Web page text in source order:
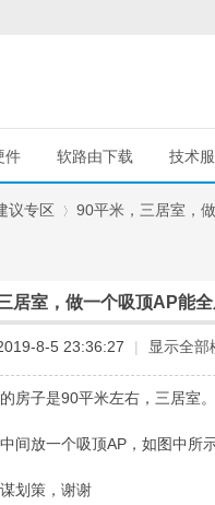
件 软路由下载 技术
议专区
›
90平米，三居室，
居室，做一个吸顶AP能
8-5 23:36:27 | 显示全部
房子是90平米左右，三居室。
间放一个吸顶AP，如图中所
划策，谢谢